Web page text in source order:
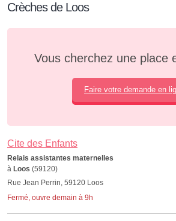
Crèches de Loos
Vous cherchez une place
Faire votre demande en
Cite des Enfants
Relais assistantes maternelles
à Loos (59120)
Rue Jean Perrin, 59120 Loos
Fermé, ouvre demain à 9h